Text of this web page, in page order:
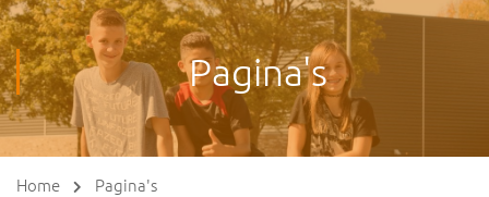
Pagina's
Home Pagina's